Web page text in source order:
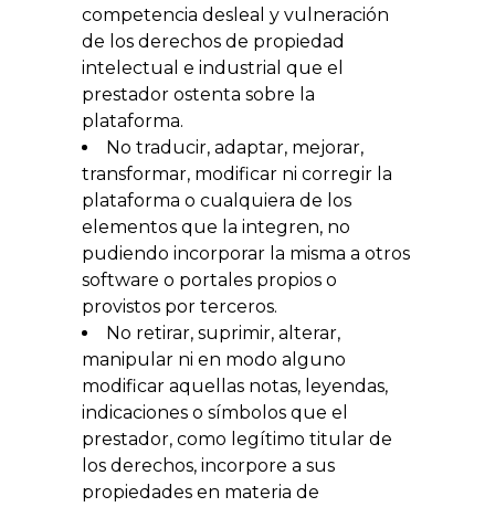
competencia desleal y vulneración
de los derechos de propiedad
intelectual e industrial que el
prestador ostenta sobre la
plataforma.
No traducir, adaptar, mejorar,
transformar, modificar ni corregir la
plataforma o cualquiera de los
elementos que la integren, no
pudiendo incorporar la misma a otros
software o portales propios o
provistos por terceros.
No retirar, suprimir, alterar,
manipular ni en modo alguno
modificar aquellas notas, leyendas,
indicaciones o símbolos que el
prestador, como legítimo titular de
los derechos, incorpore a sus
propiedades en materia de